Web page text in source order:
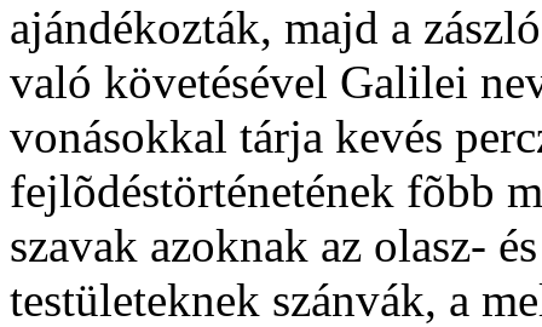
ajándékozták, majd a
való követésével Galilei
vonásokkal tárja kevés
fejlõdéstörténetének fõbb
szavak azoknak az olasz-
testületeknek szánvák, a